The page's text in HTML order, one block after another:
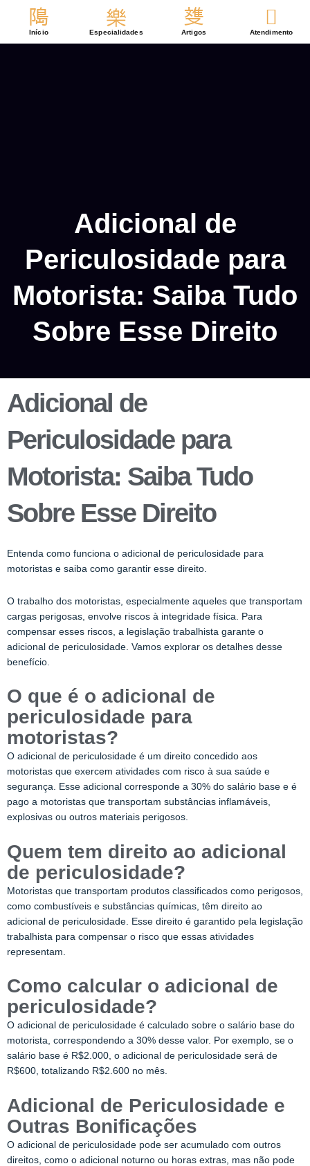
Início Especialidades Artigos Atendimento
Adicional de
Periculosidade para
Motorista: Saiba Tudo
Sobre Esse Direito
Adicional de
Periculosidade para
Motorista: Saiba Tudo
Sobre Esse Direito
Entenda como funciona o adicional de periculosidade para
motoristas e saiba como garantir esse direito.
O trabalho dos motoristas, especialmente aqueles que transportam
cargas perigosas, envolve riscos à integridade física. Para
compensar esses riscos, a legislação trabalhista garante o
adicional de periculosidade. Vamos explorar os detalhes desse
benefício.
O que é o adicional de
periculosidade para
motoristas?
O adicional de periculosidade é um direito concedido aos
motoristas que exercem atividades com risco à sua saúde e
segurança. Esse adicional corresponde a 30% do salário base e é
pago a motoristas que transportam substâncias inflamáveis,
explosivas ou outros materiais perigosos.
Quem tem direito ao adicional
de periculosidade?
Motoristas que transportam produtos classificados como perigosos,
como combustíveis e substâncias químicas, têm direito ao
adicional de periculosidade. Esse direito é garantido pela legislação
trabalhista para compensar o risco que essas atividades
representam.
Como calcular o adicional de
periculosidade?
O adicional de periculosidade é calculado sobre o salário base do
motorista, correspondendo a 30% desse valor. Por exemplo, se o
salário base é R$2.000, o adicional de periculosidade será de
R$600, totalizando R$2.600 no mês.
Adicional de Periculosidade e
Outras Bonificações
O adicional de periculosidade pode ser acumulado com outros
direitos, como o adicional noturno ou horas extras, mas não pode